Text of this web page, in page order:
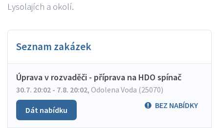
Lysolajích a okolí.
Seznam zakázek
Úprava v rozvaděči - příprava na HDO spínač
30.7. 20:02 - 7.8. 20:02, Odolena Voda (25070)
BEZ NABÍDKY
Dát nabídku